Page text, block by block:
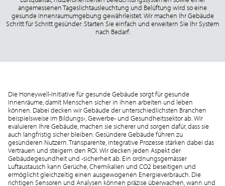
angemessenen Tageslichtausleuchtung und Belüftung wird so eine
gesunde Innenraumumgebung gewährleistet. Wir machen Ihr Gebäude
Schritt für Schritt gesünder: Starten Sie einfach und erweitern Sie Ihr System
nach Bedarf.
Die Honeywell-Initiative für gesunde Gebäude sorgt für gesunde
Innenräume, damit Menschen sicher in ihnen arbeiten und leben
können. Dabei decken wir Gebäude der unterschiedlichsten Branchen
beispielsweise im Bildungs-, Gewerbe- und Gesundheitssektor ab. Wir
evaluieren Ihre Gebäude, machen sie sicherer und sorgen dafür, dass sie
auch langfristig sicher bleiben. Gesündere Gebäude führen zu
gesünderen Nutzern. Transparente, integrative Prozesse stärken dabei das
Vertrauen und steigern den ROI. Wir decken jeden Aspekt der
Gebäudegesundheit und -sicherheit ab. Ein ordnungsgemässer
Luftaustausch kann Gerüche, Chemikalien und CO2 beseitigen und
ermöglicht gleichzeitig einen ausgewogenen Energieverbrauch. Die
richtigen Sensoren und Analysen können präzise überwachen, wann und